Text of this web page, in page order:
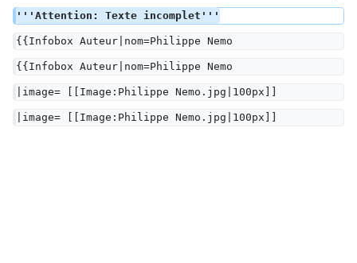
'''Attention: Texte incomplet'''
{{Infobox Auteur|nom=Philippe Nemo
{{Infobox Auteur|nom=Philippe Nemo
|image= [[Image:Philippe Nemo.jpg|100px]]
|image= [[Image:Philippe Nemo.jpg|100px]]